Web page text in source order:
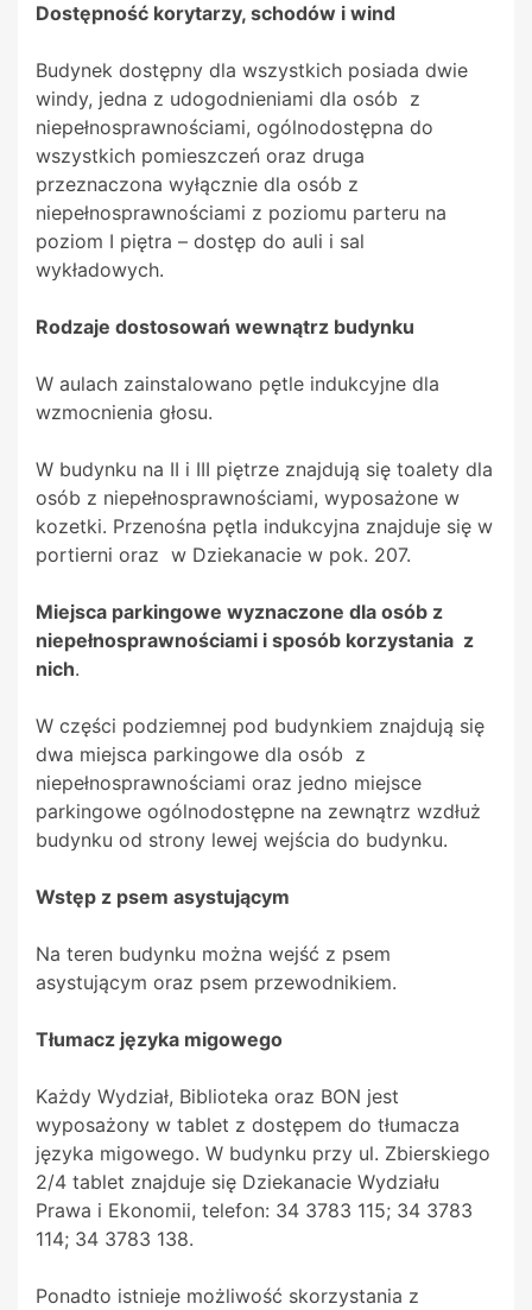
Dostępność korytarzy, schodów i wind
Budynek dostępny dla wszystkich posiada dwie
windy, jedna z udogodnieniami dla osób z
niepełnosprawnościami, ogólnodostępna do
wszystkich pomieszczeń oraz druga
przeznaczona wyłącznie dla osób z
niepełnosprawnościami z poziomu parteru na
poziom I piętra – dostęp do auli i sal
wykładowych.
Rodzaje dostosowań wewnątrz budynku
W aulach zainstalowano pętle indukcyjne dla
wzmocnienia głosu.
W budynku na II i III piętrze znajdują się toalety dla
osób z niepełnosprawnościami, wyposażone w
kozetki. Przenośna pętla indukcyjna znajduje się w
portierni oraz w Dziekanacie w pok. 207.
Miejsca parkingowe wyznaczone dla osób z
niepełnosprawnościami i sposób korzystania z
nich.
W części podziemnej pod budynkiem znajdują się
dwa miejsca parkingowe dla osób z
niepełnosprawnościami oraz jedno miejsce
parkingowe ogólnodostępne na zewnątrz wzdłuż
budynku od strony lewej wejścia do budynku.
Wstęp z psem asystującym
Na teren budynku można wejść z psem
asystującym oraz psem przewodnikiem.
Tłumacz języka migowego
Każdy Wydział, Biblioteka oraz BON jest
wyposażony w tablet z dostępem do tłumacza
języka migowego. W budynku przy ul. Zbierskiego
2/4 tablet znajduje się Dziekanacie Wydziału
Prawa i Ekonomii, telefon: 34 3783 115; 34 3783
114; 34 3783 138.
Ponadto istnieje możliwość skorzystania z